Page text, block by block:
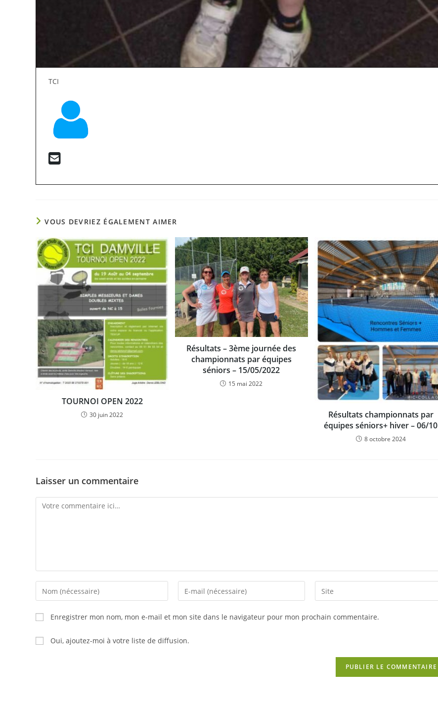
TCI
VOUS DEVRIEZ ÉGALEMENT AIMER
TOURNOI OPEN 2022
30 juin 2022
Résultats – 3ème journée des
championnats par équipes
séniors – 15/05/2022
15 mai 2022
Résultats championnats par
équipes séniors+ hiver – 06/10
8 octobre 2024
Laisser un commentaire
Comment
Enter
your
name
or
username
Enter
your
to
Saisir
l’URL
Enregistrer mon nom, mon e-mail et mon site dans le navigateur pour mon prochain commentaire.
Oui, ajoutez-moi à votre liste de diffusion.